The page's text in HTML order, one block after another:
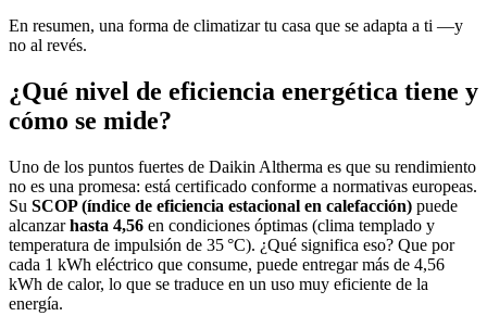
En resumen, una forma de climatizar tu casa que se adapta a ti —y
no al revés.
¿Qué nivel de eficiencia energética tiene y
cómo se mide?
Uno de los puntos fuertes de Daikin Altherma es que su rendimiento
no es una promesa: está certificado conforme a normativas europeas.
Su SCOP (índice de eficiencia estacional en calefacción) puede
alcanzarhasta 4,56 en condiciones óptimas (clima templado y
temperatura de impulsión de 35 °C). ¿Qué significa eso? Que por
cada 1 kWh eléctrico que consume, puede entregar más de 4,56
kWh de calor, lo que se traduce en un uso muy eficiente de la
energía.